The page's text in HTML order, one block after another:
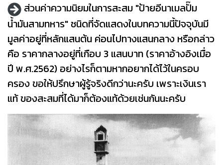
ส่วนค่าความนิยมในการสะสม "ป้ายอีนาเมลปั๊ม
น้ำมันสามทหาร" ชนิดที่จัดแสดงในบทความนี้ปัจจุบันมี
มูลค่าอยู่ที่หลักแสนต้น ค่อนไปทางแสนกลาง หรือกล่าว
คือ ราคากลางอยู่ที่เกือบ 3 แสนบาท (ราคาอ้างอิงเมื่อ
ปี พ.ศ.2562) อย่างไรก็ตามหากอยากได้ไว้ในครอบ
ครอง ขอให้ปรึกษาผู้รู้จริงดีกว่านะครับ เพราะเงินเรา
แท้ ของสะสมที่ได้มาก็ต้องแท้ด้วยเช่นกันนะครับ